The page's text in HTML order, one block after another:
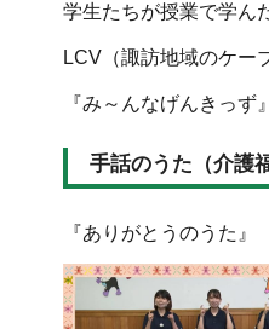
学生たちが授業で学ん
LCV（諏訪地域のケー
『み～んなげんきっ
手話のうた（介護
『ありがとうのうた』